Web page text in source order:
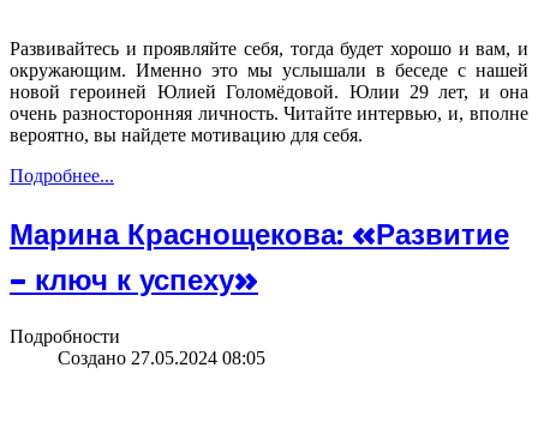
Развивайтесь и проявляйте себя, тогда будет хорошо и вам, и
окружающим. Именно это мы услышали в беседе с нашей
новой героиней Юлией Голомёдовой. Юлии 29 лет, и она
очень разносторонняя личность. Читайте интервью, и, вполне
вероятно, вы найдете мотивацию для себя.
Подробнее...
Марина Краснощекова: «Развитие
– ключ к успеху»
Подробности
Создано 27.05.2024 08:05